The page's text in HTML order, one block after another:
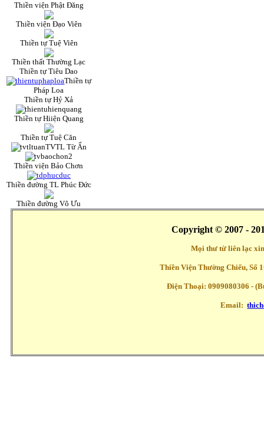
Thiền viện Phật Đăng
Thiền viện Đạo Viên
Thiền tự Tuệ Viên
Thiền thất Thường Lạc
Thiền tự Tiêu Dao
Thiền tự
Pháp Loa
Thiền tự Hỷ Xả
Thiền tự Hiiện Quang
Thiền tự Tuệ Căn
TVTL Từ Ấn
Thiền viện Bảo Chơn
Thiền đường TL Phúc Đức
Thiền đường Vô Ưu
Copyright © 2007 -
Mọi thư từ liên lạc
Thiền Viện Thường Chiếu, Số
Điện Thoại: 0909080306 -
Email: